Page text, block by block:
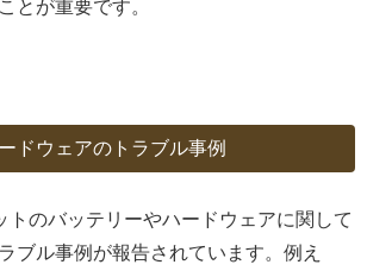
とが重要です。
ドウェアのトラブル事例
トのバッテリーやハードウェアに関して
ブル事例が報告されています。例え